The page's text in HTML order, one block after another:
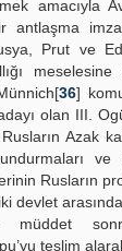
amacıyla
antlaşma
Prut ve
36]
olan III.
Azak
ve
Rusların
devlet
teslim alarak,